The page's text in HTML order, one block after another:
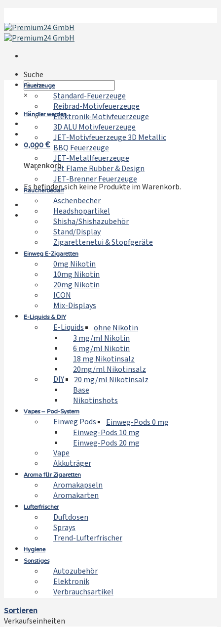
Inhalt
springen
Suche
×
Händler werden
0,000€
Warenkorb
Es befinden sich keine Produkte im Warenkorb.
Feuerzeuge
Standard-Feuerzeuge
Reibrad-Motivfeuerzeuge
Elektronik-Motivfeuerzeuge
3D ALU Motivfeuerzeuge
JET-Motivfeuerzeuge 3D Metallic
BBQ Feuerzeuge
JET-Metallfeuerzeuge
Jet Flame Rubber & Design
JET-Brenner Feuerzeuge
Raucherbedarf
Aschenbecher
Headshopartikel
Shisha/Shishazubehör
Stand/Display
Zigarettenetui & Stopfgeräte
Einweg E-Zigaretten
0mg Nikotin
10mg Nikotin
20mg Nikotin
ICON
Mix-Displays
E-Liquids & DIY
E-Liquids
ohne Nikotin
3 mg/ml Nikotin
6 mg/ml Nikotin
18 mg Nikotinsalz
20mg/ml Nikotinsalz
DIY
20 mg/ml Nikotinsalz
Base
Nikotinshots
Vapes – Pod-System
Einweg Pods
Einweg-Pods 0 mg
Einweg-Pods 10 mg
Einweg-Pods 20 mg
Vape
Akkuträger
Aroma für Zigaretten
Aromakapseln
Aromakarten
Lufterfrischer
Duftdosen
Sprays
Trend-Lufterfrischer
Hygiene
Sonstiges
Autozubehör
Elektronik
Verbrauchsartikel
Sortieren
Verkaufseinheiten